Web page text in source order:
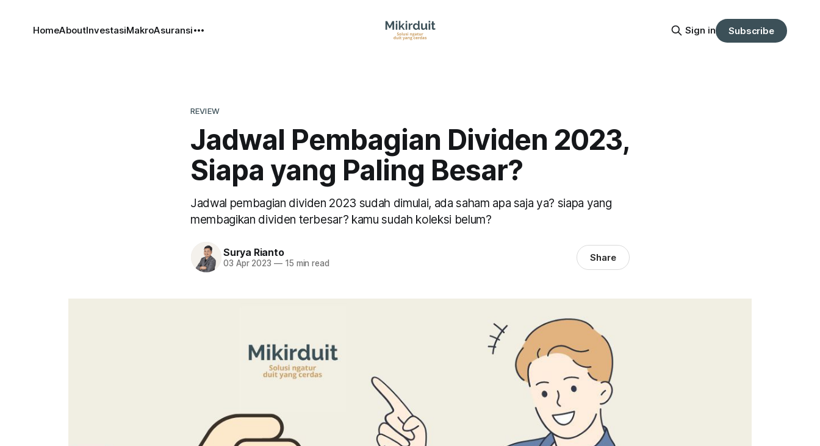
HomeAboutInvestasiMakroAsuransi Sign in Subscribe
REVIEW
Jadwal Pembagian Dividen 2023,
Siapa yang Paling Besar?
Jadwal pembagian dividen 2023 sudah dimulai, ada saham apa saja ya? siapa yang
membagikan dividen terbesar? kamu sudah koleksi belum?
Surya Rianto
03 Apr 2023 —15 min read Share